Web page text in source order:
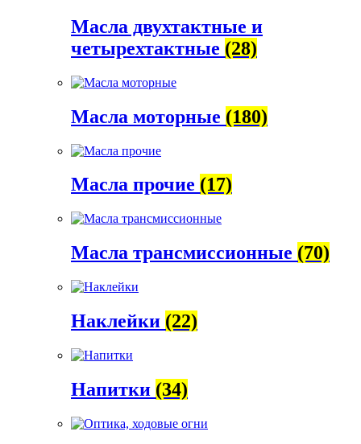
Масла двухтактные и
четырехтактные (28)
Масла моторные (180)
Масла прочие (17)
Масла трансмиссионные (70)
Наклейки (22)
Напитки (34)